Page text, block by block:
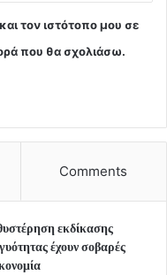
τον ιστότοπο μου σε
που θα σχολιάσω.
Comments
εκδίκασης
έχουν σοβαρές